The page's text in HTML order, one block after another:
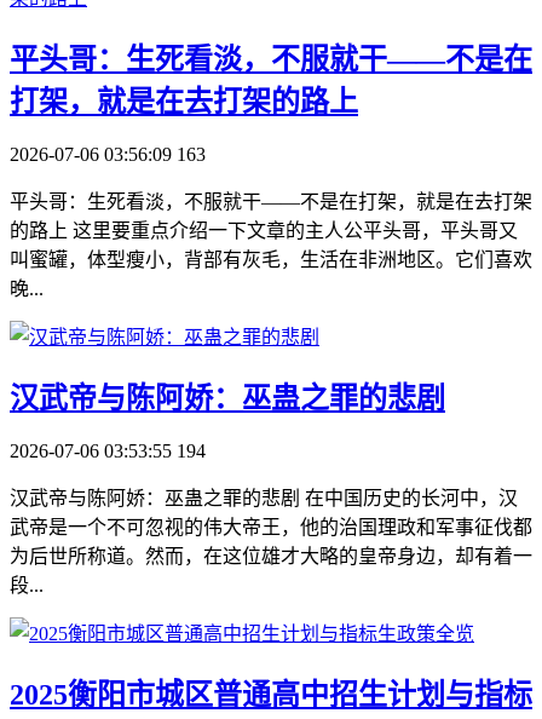
​平头哥：生死看淡，不服就干——不是在
打架，就是在去打架的路上
2026-07-06 03:56:09 163
平头哥：生死看淡，不服就干——不是在打架，就是在去打架
的路上 这里要重点介绍一下文章的主人公平头哥，平头哥又
叫蜜罐，体型瘦小，背部有灰毛，生活在非洲地区。它们喜欢
晚...
​汉武帝与陈阿娇：巫蛊之罪的悲剧
2026-07-06 03:53:55 194
汉武帝与陈阿娇：巫蛊之罪的悲剧 在中国历史的长河中，汉
武帝是一个不可忽视的伟大帝王，他的治国理政和军事征伐都
为后世所称道。然而，在这位雄才大略的皇帝身边，却有着一
段...
​2025衡阳市城区普通高中招生计划与指标